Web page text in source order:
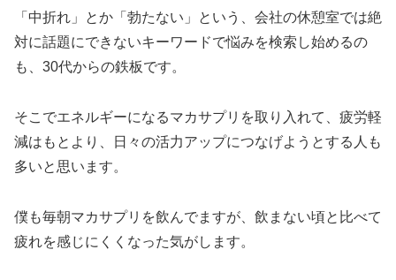
「中折れ」とか「勃たない」という、会社の休憩室では絶
対に話題にできないキーワードで悩みを検索し始めるの
も、30代からの鉄板です。
そこでエネルギーになるマカサプリを取り入れて、疲労軽
減はもとより、日々の活力アップにつなげようとする人も
多いと思います。
僕も毎朝マカサプリを飲んでますが、飲まない頃と比べて
疲れを感じにくくなった気がします。